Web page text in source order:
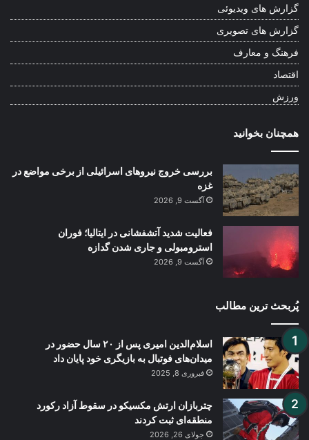
گزارش های ویدیوئی
گزارش های تصویری
فرهنگ و معارف
اقتصاد
ورزش
همچنان بخوانید
بررسی خروج نیروهای اسرائیلی از برخی مواضع در
غزه
آگست 9, 2026
فعالیت شدید آتشفشانی در ایتالیا؛ فوران
استرومبولی و جاری شدن گدازه
آگست 9, 2026
پُربحث ترین مطالب
اسلام‌الدین امیری پس از ۲۰ سال حضور در
میدان‌های فوتبال به بازیگری خود پایان داد
فبروری 8, 2025
چتربازان ارتش مکسیکو در سقوط آزاد رکورد
منطقه‌ای ثبت کردند
جولای 26, 2026